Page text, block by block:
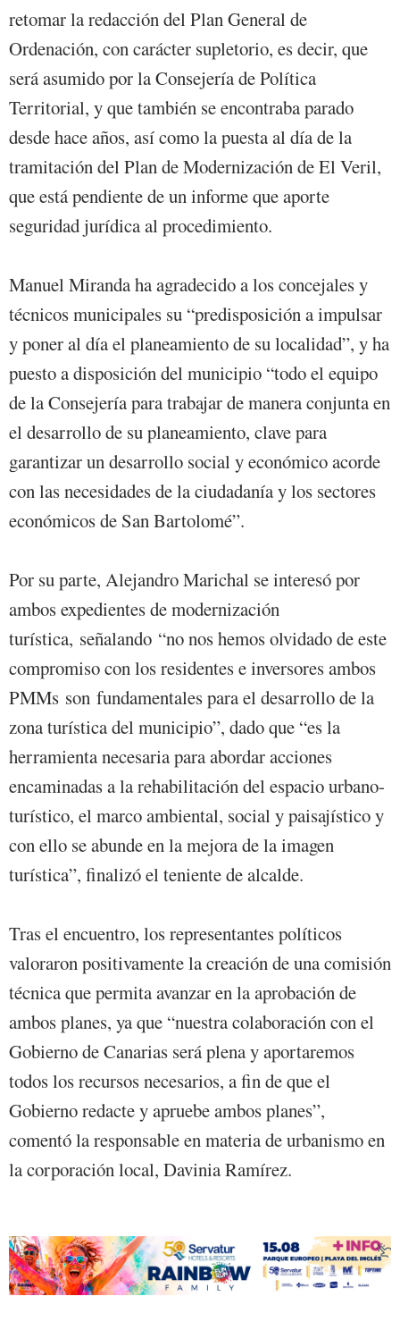
retomar la redacción del Plan General de
Ordenación, con carácter supletorio, es decir, que
será asumido por la Consejería de Política
Territorial, y que también se encontraba parado
desde hace años, así como la puesta al día de la
tramitación del Plan de Modernización de El Veril,
que está pendiente de un informe que aporte
seguridad jurídica al procedimiento.
Manuel Miranda ha agradecido a los concejales y
técnicos municipales su “predisposición a impulsar
y poner al día el planeamiento de su localidad”, y ha
puesto a disposición del municipio “todo el equipo
de la Consejería para trabajar de manera conjunta en
el desarrollo de su planeamiento, clave para
garantizar un desarrollo social y económico acorde
con las necesidades de la ciudadanía y los sectores
económicos de San Bartolomé”.
Por su parte, Alejandro Marichal se interesó por
ambos expedientes de modernización
turística, señalando “no nos hemos olvidado de este
compromiso con los residentes e inversores ambos
PMMs son fundamentales para el desarrollo de la
zona turística del municipio”, dado que “es la
herramienta necesaria para abordar acciones
encaminadas a la rehabilitación del espacio urbano-
turístico, el marco ambiental, social y paisajístico y
con ello se abunde en la mejora de la imagen
turística”, finalizó el teniente de alcalde.
Tras el encuentro, los representantes políticos
valoraron positivamente la creación de una comisión
técnica que permita avanzar en la aprobación de
ambos planes, ya que “nuestra colaboración con el
Gobierno de Canarias será plena y aportaremos
todos los recursos necesarios, a fin de que el
Gobierno redacte y apruebe ambos planes”,
comentó la responsable en materia de urbanismo en
la corporación local, Davinia Ramírez.